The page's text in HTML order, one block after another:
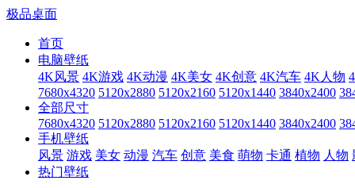
极品桌面
首页
电脑壁纸
4K风景 4K游戏 4K动漫 4K美女 4K创意 4K汽车 4K人物
7680x4320 5120x2880 5120x2160 5120x1440 3840x2400
全部尺寸
7680x4320 5120x2880 5120x2160 5120x1440 3840x2400
手机壁纸
风景 游戏 美女 动漫 汽车 创意 美食 萌物 卡通 植物 人物
热门壁纸